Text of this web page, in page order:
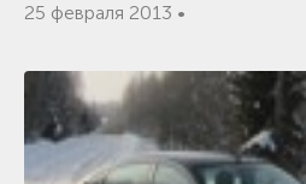
25 февраля 2013 •